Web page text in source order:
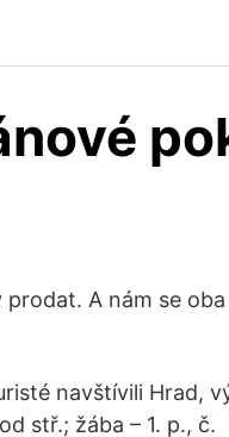
prodat. A nám se
navštívili Hrad,
stř.; žába – 1. p., č.